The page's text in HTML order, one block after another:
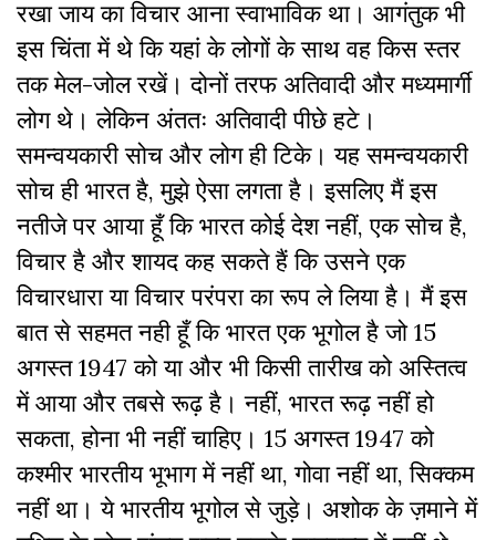
रखा जाय का विचार आना स्वाभाविक था। आगंतुक भी
इस चिंता में थे कि यहां के लोगों के साथ वह किस स्तर
तक मेल-जोल रखें। दोनों तरफ अतिवादी और मध्यमार्गी
लोग थे। लेकिन अंततः अतिवादी पीछे हटे।
समन्वयकारी सोच और लोग ही टिके। यह समन्वयकारी
सोच ही भारत है, मुझे ऐसा लगता है। इसलिए मैं इस
नतीजे पर आया हूँ कि भारत कोई देश नहीं, एक सोच है,
विचार है और शायद कह सकते हैं कि उसने एक
विचारधारा या विचार परंपरा का रूप ले लिया है। मैं इस
बात से सहमत नही हूँ कि भारत एक भूगोल है जो 15
अगस्त 1947 को या और भी किसी तारीख को अस्तित्व
में आया और तबसे रूढ़ है। नहीं, भारत रूढ़ नहीं हो
सकता, होना भी नहीं चाहिए। 15 अगस्त 1947 को
कश्मीर भारतीय भूभाग में नहीं था, गोवा नहीं था, सिक्कम
नहीं था। ये भारतीय भूगोल से जुड़े। अशोक के ज़माने में